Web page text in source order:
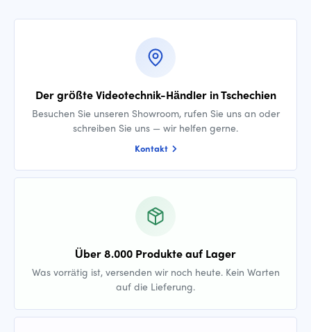
Der größte Videotechnik-Händler in Tschechien
Besuchen Sie unseren Showroom, rufen Sie uns an oder
schreiben Sie uns — wir helfen gerne.
Kontakt
Über 8.000 Produkte auf Lager
Was vorrätig ist, versenden wir noch heute. Kein Warten
auf die Lieferung.